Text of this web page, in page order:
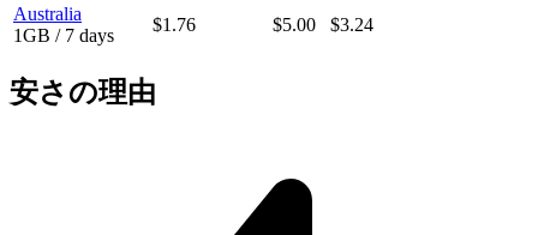
Australia
1GB / 7 days
$1.76 $5.00 $3.24
安さの理由